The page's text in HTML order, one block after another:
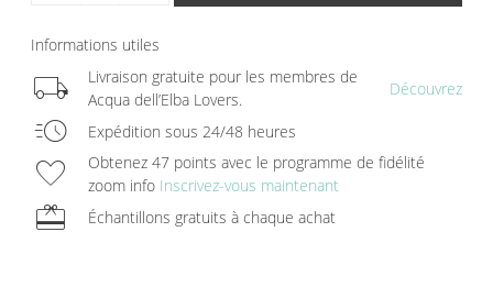
Informations utiles
local_shipping
Livraison gratuite pour les membres de
Acqua dell’Elba Lovers.
Découvrez
acute Expédition sous 24/48 heures
favorite
Obtenez 47 points avec le programme de fidélité
zoom info Inscrivez-vous maintenant
redeem Échantillons gratuits à chaque achat